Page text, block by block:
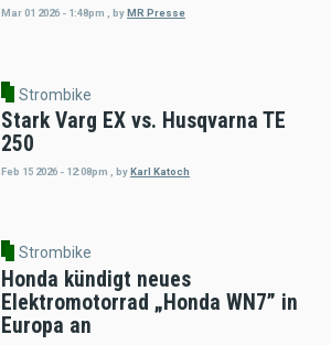
Mar 01 2026 - 1:48pm byMR Presse
Strombike
Stark Varg EX vs. Husqvarna TE
250
Feb 15 2026 - 12:08pm byKarl Katoch
Strombike
Honda kündigt neues
Elektromotorrad „Honda WN7” in
Europa an